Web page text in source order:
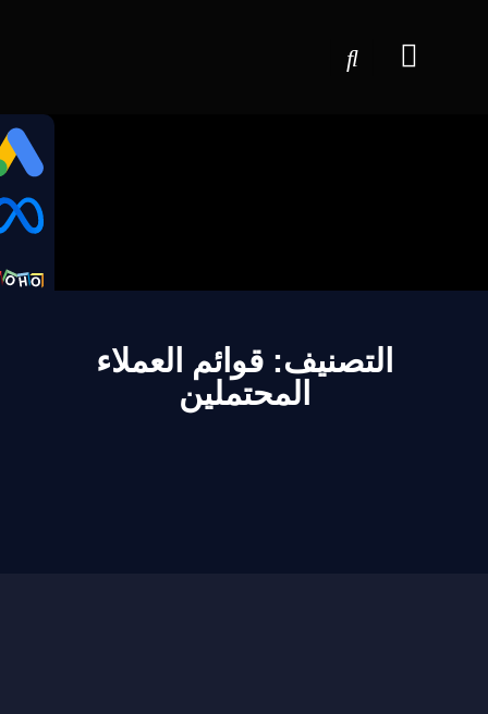
التصنيف: قوائم العملاء
المحتملين